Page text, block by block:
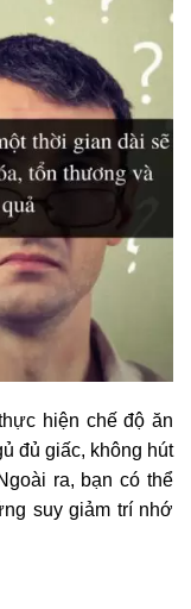
hiện chế độ ăn
đủ giấc, không hút
ra, bạn có thể
suy giảm trí nhớ